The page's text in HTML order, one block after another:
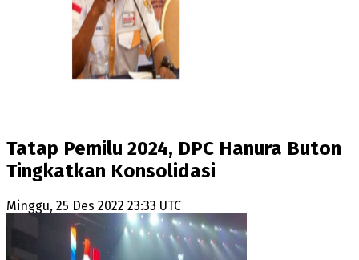
Tatap Pemilu 2024, DPC Hanura Buton
Tingkatkan Konsolidasi
Minggu, 25 Des 2022 23:33 UTC